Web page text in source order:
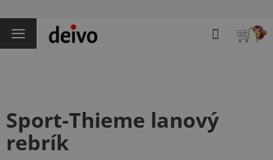
na
obsah
Hľadať
Sport-Thieme lanový
rebrík